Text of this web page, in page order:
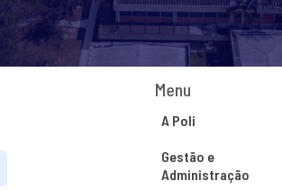
Menu
A Poli
Gestão e
Administração